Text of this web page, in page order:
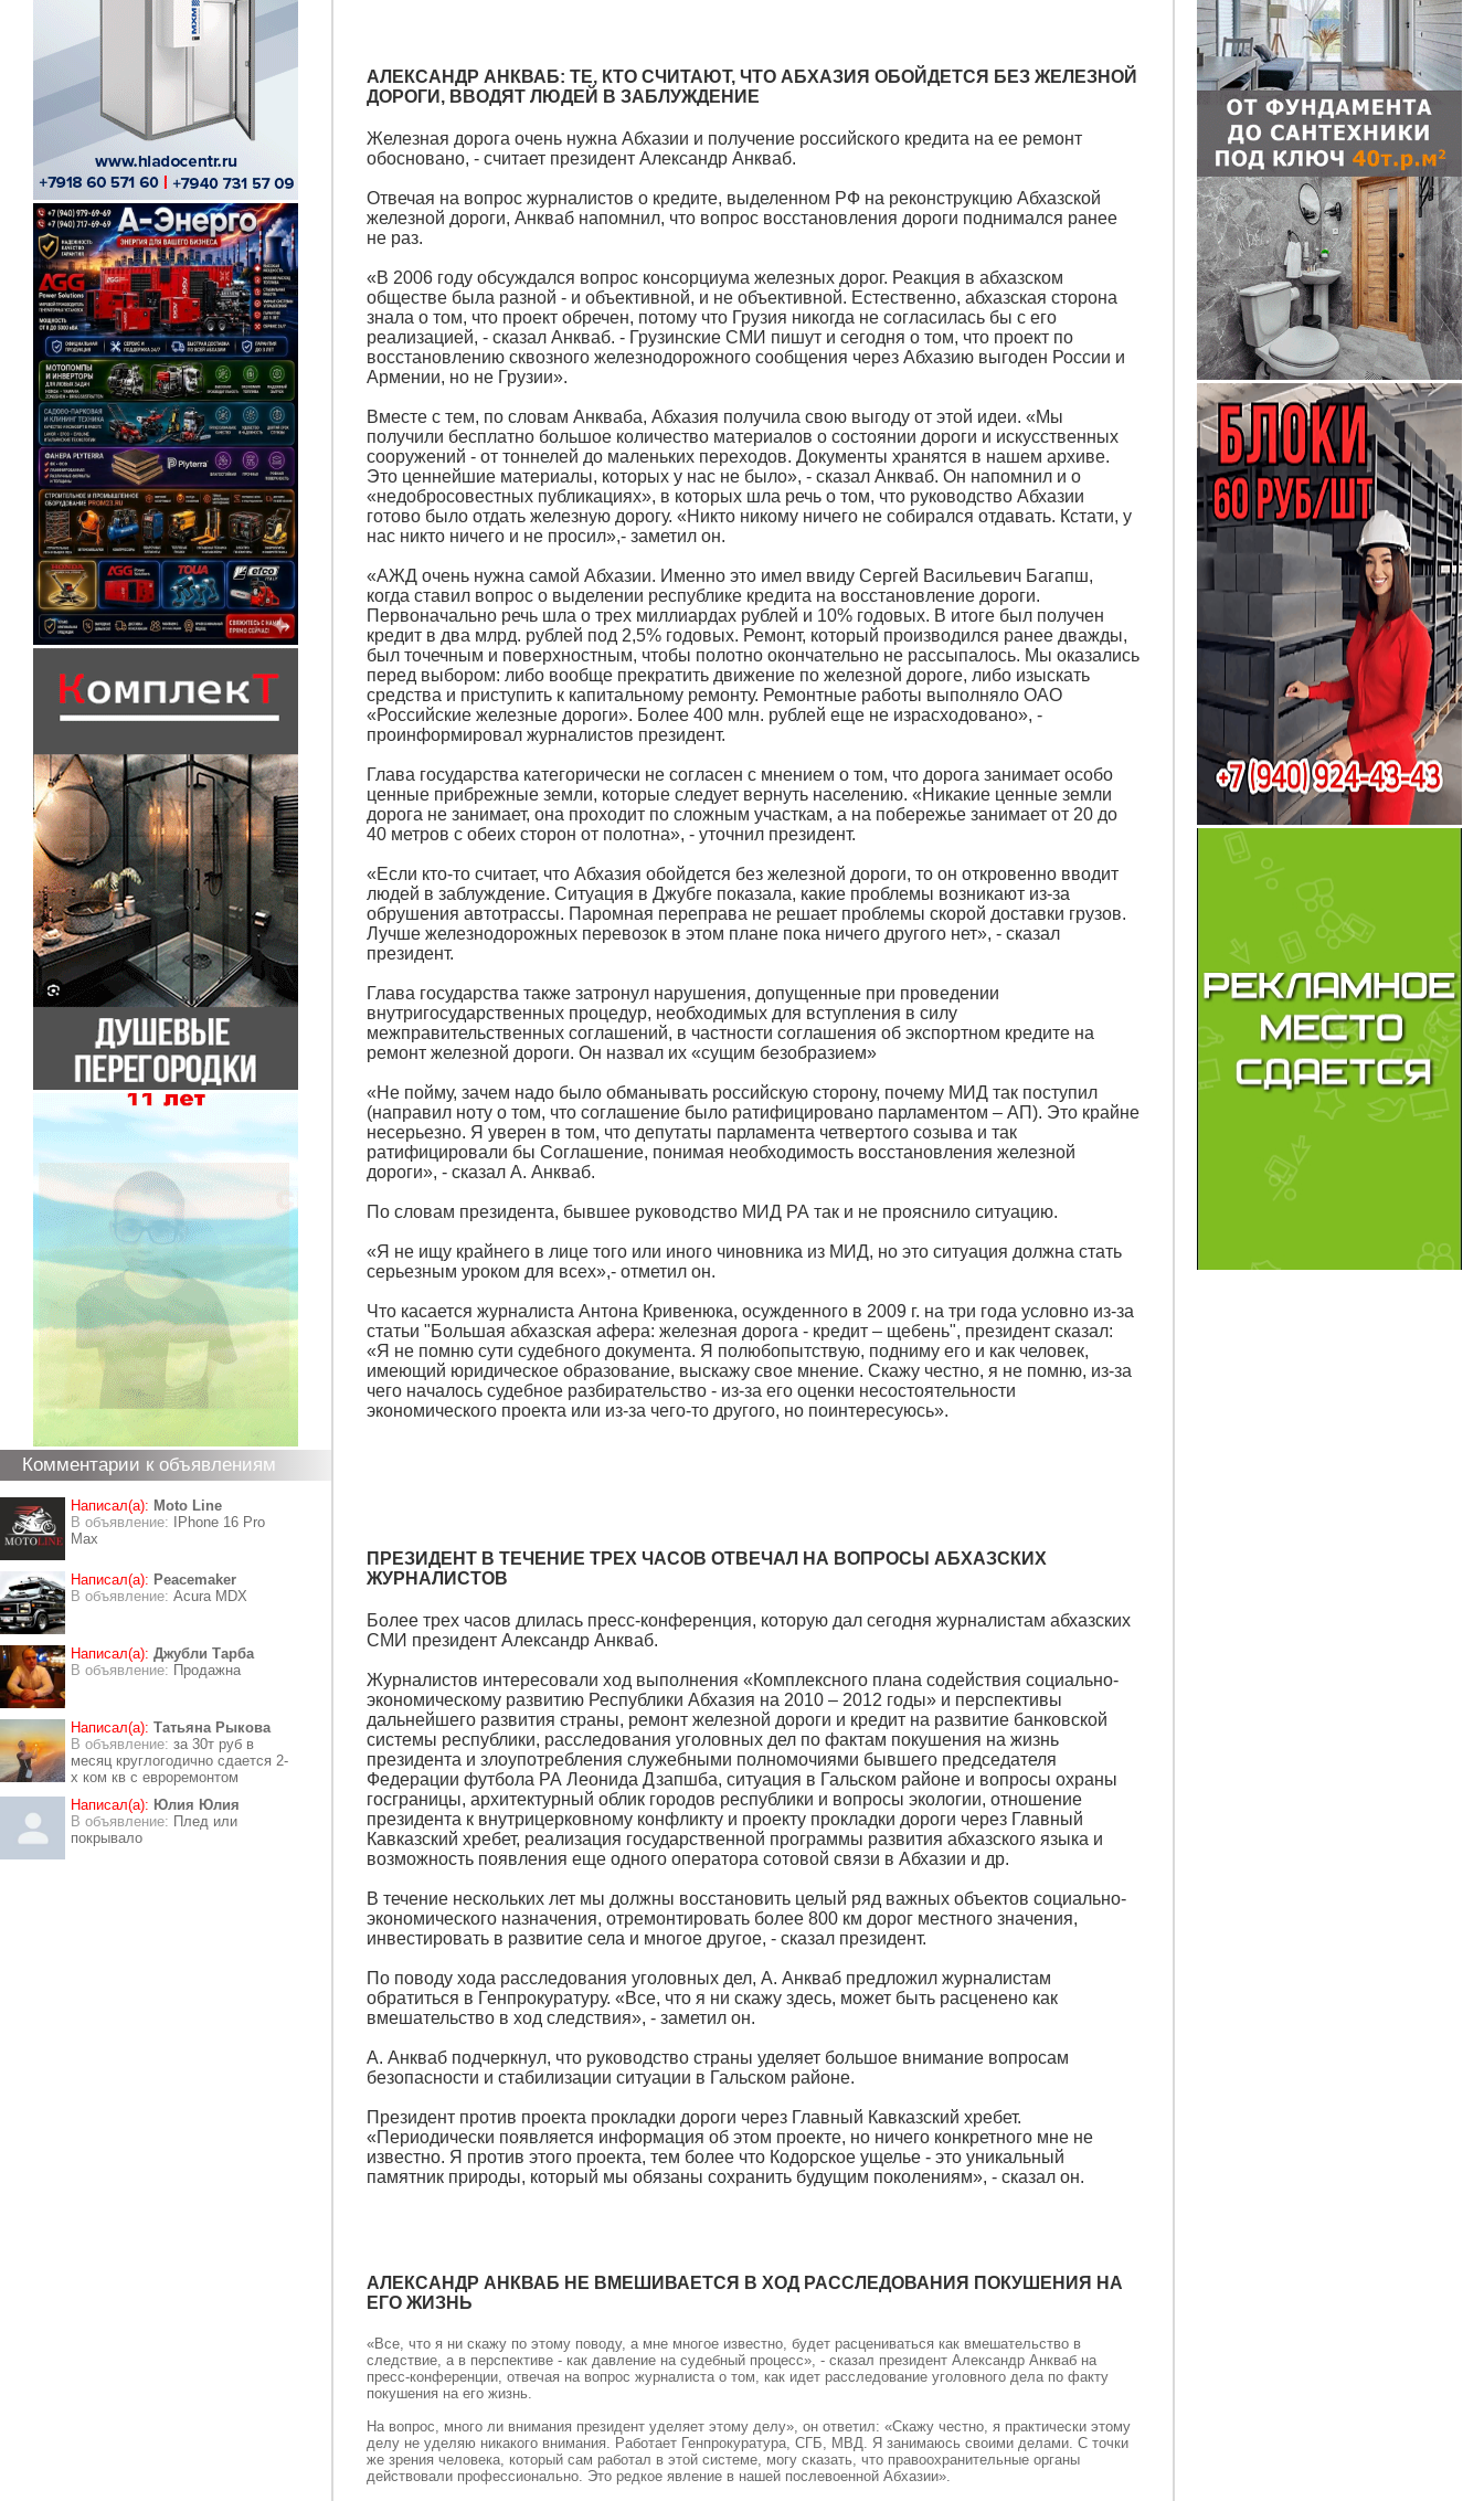
Комментарии к объявлениям
Написал(а): Moto Line
В объявление:
IPhone 16 Pro
Max
Написал(а): Peacemaker
В объявление: Acura MDX
Написал(а): Джубли Тарба
В объявление: Продажна
Написал(а): Татьяна Рыкова
В объявление: за 30т руб в
месяц круглогодично сдается 2-
х ком кв с евроремонтом
Написал(а): Юлия Юлия
В объявление: Плед или
покрывало
АЛЕКСАНДР АНКВАБ: ТЕ, КТО СЧИТАЮТ, ЧТО АБХАЗИЯ ОБОЙДЕТСЯ БЕЗ ЖЕЛЕЗНОЙ
ДОРОГИ, ВВОДЯТ ЛЮДЕЙ В ЗАБЛУЖДЕНИЕ
Железная дорога очень нужна Абхазии и получение российского кредита на ее ремонт
обосновано, - считает президент Александр Анкваб.
Отвечая на вопрос журналистов о кредите, выделенном РФ на реконструкцию Абхазской
железной дороги, Анкваб напомнил, что вопрос восстановления дороги поднимался ранее
не раз.
«В 2006 году обсуждался вопрос консорциума железных дорог. Реакция в абхазском
обществе была разной - и объективной, и не объективной. Естественно, абхазская сторона
знала о том, что проект обречен, потому что Грузия никогда не согласилась бы с его
реализацией, - сказал Анкваб. - Грузинские СМИ пишут и сегодня о том, что проект по
восстановлению сквозного железнодорожного сообщения через Абхазию выгоден России и
Армении, но не Грузии».
Вместе с тем, по словам Анкваба, Абхазия получила свою выгоду от этой идеи. «Мы
получили бесплатно большое количество материалов о состоянии дороги и искусственных
сооружений - от тоннелей до маленьких переходов. Документы хранятся в нашем архиве.
Это ценнейшие материалы, которых у нас не было», - сказал Анкваб. Он напомнил и о
«недобросовестных публикациях», в которых шла речь о том, что руководство Абхазии
готово было отдать железную дорогу. «Никто никому ничего не собирался отдавать. Кстати, у
нас никто ничего и не просил»,- заметил он.
«АЖД очень нужна самой Абхазии. Именно это имел ввиду Сергей Васильевич Багапш,
когда ставил вопрос о выделении республике кредита на восстановление дороги.
Первоначально речь шла о трех миллиардах рублей и 10% годовых. В итоге был получен
кредит в два млрд. рублей под 2,5% годовых. Ремонт, который производился ранее дважды,
был точечным и поверхностным, чтобы полотно окончательно не рассыпалось. Мы оказались
перед выбором: либо вообще прекратить движение по железной дороге, либо изыскать
средства и приступить к капитальному ремонту. Ремонтные работы выполняло ОАО
«Российские железные дороги». Более 400 млн. рублей еще не израсходовано», -
проинформировал журналистов президент.
Глава государства категорически не согласен с мнением о том, что дорога занимает особо
ценные прибрежные земли, которые следует вернуть населению. «Никакие ценные земли
дорога не занимает, она проходит по сложным участкам, а на побережье занимает от 20 до
40 метров с обеих сторон от полотна», - уточнил президент.
«Если кто-то считает, что Абхазия обойдется без железной дороги, то он откровенно вводит
людей в заблуждение. Ситуация в Джубге показала, какие проблемы возникают из-за
обрушения автотрассы. Паромная переправа не решает проблемы скорой доставки грузов.
Лучше железнодорожных перевозок в этом плане пока ничего другого нет», - сказал
президент.
Глава государства также затронул нарушения, допущенные при проведении
внутригосударственных процедур, необходимых для вступления в силу
межправительственных соглашений, в частности соглашения об экспортном кредите на
ремонт железной дороги. Он назвал их «сущим безобразием»
«Не пойму, зачем надо было обманывать российскую сторону, почему МИД так поступил
(направил ноту о том, что соглашение было ратифицировано парламентом – АП). Это крайне
несерьезно. Я уверен в том, что депутаты парламента четвертого созыва и так
ратифицировали бы Соглашение, понимая необходимость восстановления железной
дороги», - сказал А. Анкваб.
По словам президента, бывшее руководство МИД РА так и не прояснило ситуацию.
«Я не ищу крайнего в лице того или иного чиновника из МИД, но это ситуация должна стать
серьезным уроком для всех»,- отметил он.
Что касается журналиста Антона Кривенюка, осужденного в 2009 г. на три года условно из-за
статьи "Большая абхазская афера: железная дорога - кредит – щебень", президент сказал:
«Я не помню сути судебного документа. Я полюбопытствую, подниму его и как человек,
имеющий юридическое образование, выскажу свое мнение. Скажу честно, я не помню, из-за
чего началось судебное разбирательство - из-за его оценки несостоятельности
экономического проекта или из-за чего-то другого, но поинтересуюсь».
ПРЕЗИДЕНТ В ТЕЧЕНИЕ ТРЕХ ЧАСОВ ОТВЕЧАЛ НА ВОПРОСЫ АБХАЗСКИХ
ЖУРНАЛИСТОВ
Более трех часов длилась пресс-конференция, которую дал сегодня журналистам абхазских
СМИ президент Александр Анкваб.
Журналистов интересовали ход выполнения «Комплексного плана содействия социально-
экономическому развитию Республики Абхазия на 2010 – 2012 годы» и перспективы
дальнейшего развития страны, ремонт железной дороги и кредит на развитие банковской
системы республики, расследования уголовных дел по фактам покушения на жизнь
президента и злоупотребления служебными полномочиями бывшего председателя
Федерации футбола РА Леонида Дзапшба, ситуация в Гальском районе и вопросы охраны
госграницы, архитектурный облик городов республики и вопросы экологии, отношение
президента к внутрицерковному конфликту и проекту прокладки дороги через Главный
Кавказский хребет, реализация государственной программы развития абхазского языка и
возможность появления еще одного оператора сотовой связи в Абхазии и др.
В течение нескольких лет мы должны восстановить целый ряд важных объектов социально-
экономического назначения, отремонтировать более 800 км дорог местного значения,
инвестировать в развитие села и многое другое, - сказал президент.
По поводу хода расследования уголовных дел, А. Анкваб предложил журналистам
обратиться в Генпрокуратуру. «Все, что я ни скажу здесь, может быть расценено как
вмешательство в ход следствия», - заметил он.
А. Анкваб подчеркнул, что руководство страны уделяет большое внимание вопросам
безопасности и стабилизации ситуации в Гальском районе.
Президент против проекта прокладки дороги через Главный Кавказский хребет.
«Периодически появляется информация об этом проекте, но ничего конкретного мне не
известно. Я против этого проекта, тем более что Кодорское ущелье - это уникальный
памятник природы, который мы обязаны сохранить будущим поколениям», - сказал он.
АЛЕКСАНДР АНКВАБ НЕ ВМЕШИВАЕТСЯ В ХОД РАССЛЕДОВАНИЯ ПОКУШЕНИЯ НА
ЕГО ЖИЗНЬ
«Все, что я ни скажу по этому поводу, а мне многое известно, будет расцениваться как вмешательство в
следствие, а в перспективе - как давление на судебный процесс», - сказал президент Александр Анкваб на
пресс-конференции, отвечая на вопрос журналиста о том, как идет расследование уголовного дела по факту
покушения на его жизнь.
На вопрос, много ли внимания президент уделяет этому делу», он ответил: «Скажу честно, я практически этому
делу не уделяю никакого внимания. Работает Генпрокуратура, СГБ, МВД. Я занимаюсь своими делами. С точки
же зрения человека, который сам работал в этой системе, могу сказать, что правоохранительные органы
действовали профессионально. Это редкое явление в нашей послевоенной Абхазии».